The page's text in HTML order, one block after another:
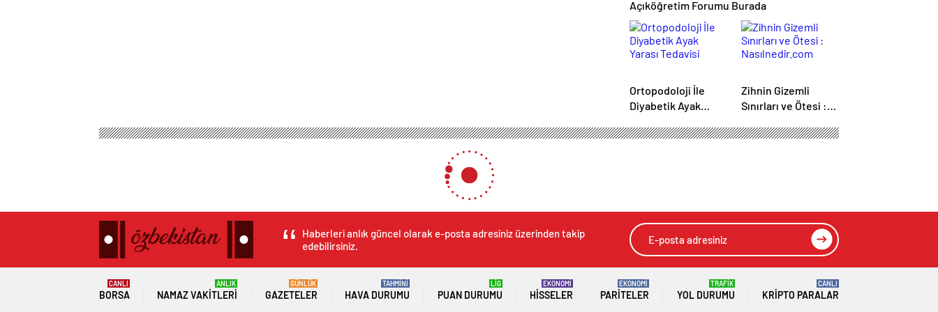
Açıköğretim Forumu Burada
Ortopodoloji İle
Diyabetik Ayak
Zihnin Gizemli
Sınırları ve Ötesi :
Haberleri anlık güncel olarak e-posta adresiniz üzerinden takip
edebilirsiniz.
BORSA
CANLI
NAMAZ VAKITLERI
ANLIK
GAZETELER
GÜNLÜK
HAVA DURUMU
TAHMİNİ
PUAN DURUMU
LİG
HISSELER
EKONOMİ
PARITELER
EKONOMİ
YOL DURUMU
TRAFİK
KRIPTO PARALAR
CANLI